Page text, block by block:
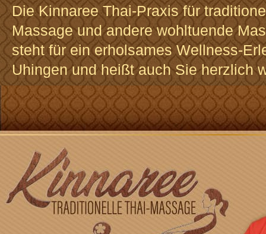
Die Kinnaree Thai-Praxis für
Massage und andere wohltuende
steht für ein erholsames Wellness-
Uhingen und heißt auch Sie herzlich